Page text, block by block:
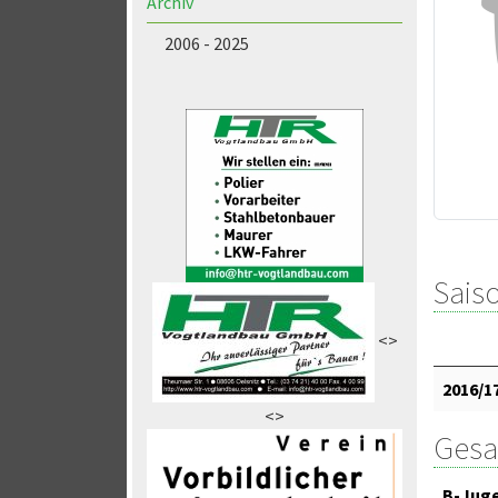
2006 - 2025
<>
<>
2016/